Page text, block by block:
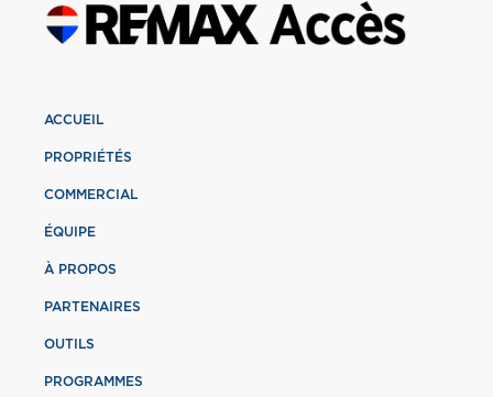
ACCUEIL
PROPRIÉTÉS
COMMERCIAL
ÉQUIPE
À PROPOS
PARTENAIRES
OUTILS
PROGRAMMES